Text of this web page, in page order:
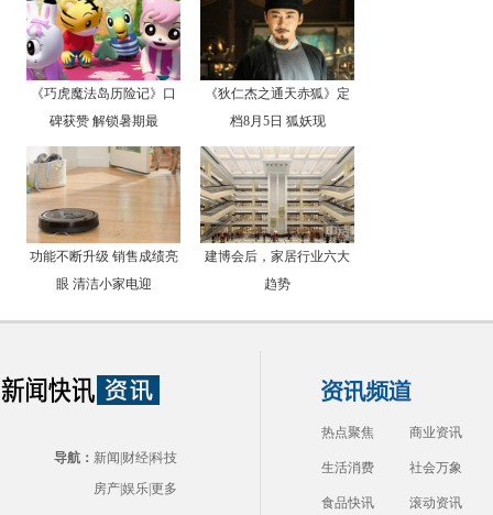
《巧虎魔法岛历险记》口
碑获赞 解锁暑期最
《狄仁杰之通天赤狐》定
档8月5日 狐妖现
功能不断升级 销售成绩亮
眼 清洁小家电迎
建博会后，家居行业六大
趋势
导航： 新闻 财经科技
房产娱乐更多
热点聚焦 商业资讯
生活消费 社会万象
食品快讯 滚动资讯